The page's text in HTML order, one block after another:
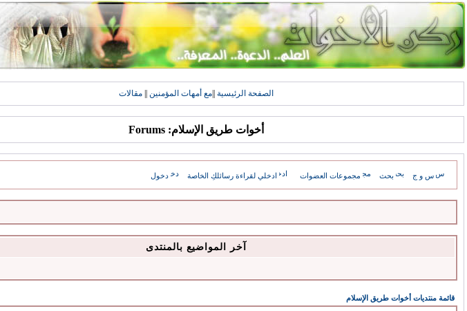
الصفحة الرئيسية مع أمهات المؤمنين مقالات
أخوات طريق الإسلام: Forums
س و ج بحث مجموعات العضوات ادخلي لقراءة رسائلكِ الخاصة دخول
آخر المواضيع بالمنتدى
قائمة منتديات أخوات طريق الإسلام